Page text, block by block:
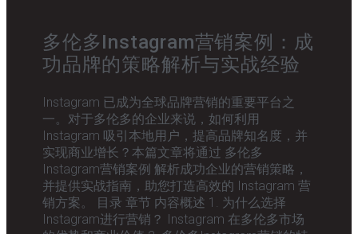
多伦多Instagram营销案例：成
功品牌的策略解析与实战经验
Instagram 已成为全球品牌营销的重要平台之
一。对于多伦多的企业来说，如何利用
Instagram 吸引本地用户，提高品牌知名度，并
实现商业增长？本篇文章将通过 多伦多
Instagram营销案例 解析成功企业的营销策略，
并提供实战指南，助您打造高效的 Instagram 营
销方案。 目录 章节 内容概述 1. 为什么选择
Instagram进行营销？ Instagram 在多伦多市场